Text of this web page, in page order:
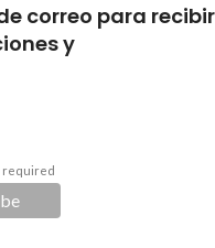
correo para recibir
y
required